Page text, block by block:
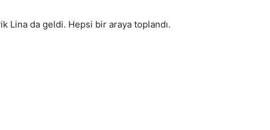
Lina da geldi. Hepsi bir araya toplandı.